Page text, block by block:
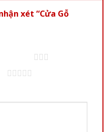
xét “Cửa Gỗ